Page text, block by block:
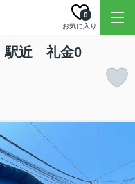
お気に入り
0
駅近 礼金0